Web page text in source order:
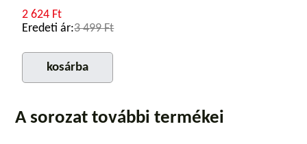
2 624 Ft
Eredeti ár:3 499 Ft
kosárba
A sorozat további termékei